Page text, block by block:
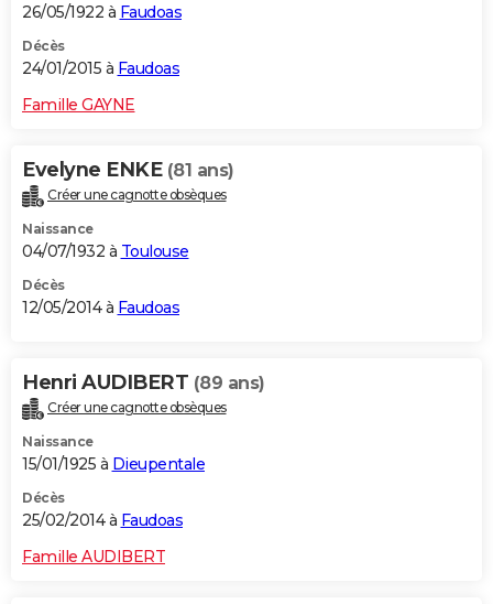
26/05/1922 à Faudoas
Décès
24/01/2015 à Faudoas
Famille GAYNE
Evelyne ENKE (81 ans)
Créer une cagnotte obsèques
Naissance
04/07/1932 à Toulouse
Décès
12/05/2014 à Faudoas
Henri AUDIBERT (89 ans)
Créer une cagnotte obsèques
Naissance
15/01/1925 à Dieupentale
Décès
25/02/2014 à Faudoas
Famille AUDIBERT